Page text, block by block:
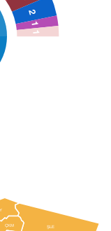
2
1
1
ŞLE
ÇKM